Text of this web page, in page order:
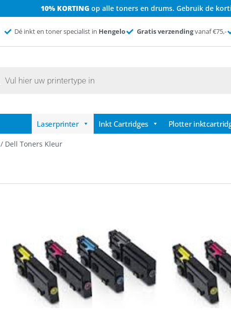
10% KORTINGop alle toners en drums. Gebruik de
Dé inkt en toner specialist in Hengelo Gratis verzendingvanaf €75,-
Laserprinter Inkt Cartridges Plotter
/ Dell Toners Kleur